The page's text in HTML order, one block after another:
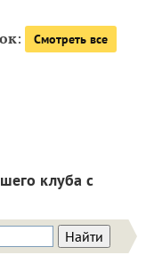
: Смотреть все
клуба с